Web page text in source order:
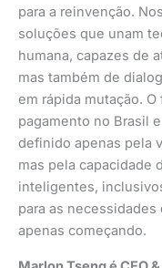
para a reinvenção.
soluções que unam
humana, capazes de
mas também de
em rápida mutação.
pagamento no Brasil
definido apenas pela
mas pela capacidade
inteligentes,
para as
apenas começando.